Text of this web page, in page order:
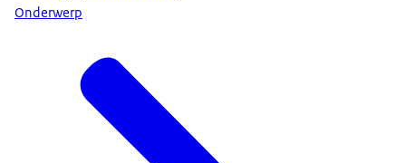
Onderwerp